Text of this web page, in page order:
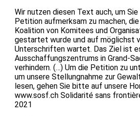
Wir nutzen diesen Text auch, um
Petition aufmerksam zu machen,
Koalition von Komitees und
gestartet wurde und auf möglichst
Unterschriften wartet. Das Ziel ist
Ausschaffungszentrums in Grand-
verhindern. (…) Um die Petition zu
um unsere Stellungnahme zur
lesen, gehen Sie bitte auf unsere
www.sosf.ch Solidarité sans
2021